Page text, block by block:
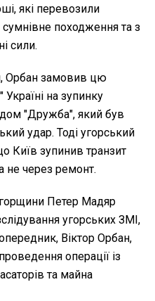
які перевозили
сумнівне походження та з
сили.
Орбан замовив цю
на зупинку
"Дружба", який був
удар. Тоді угорський
Київ зупинив транзит
не через ремонт.
Петер Мадяр
угорських ЗМІ,
Віктор Орбан,
операції із
та майна